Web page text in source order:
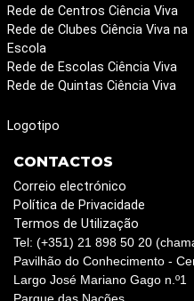
Rede de Centros Ciência Viva
Rede de Clubes Ciência Viva na
Escola
Rede de Escolas Ciência Viva
Rede de Quintas Ciência Viva
Logotipo
CONTACTOS
Correio electrónico
Política de Privacidade
Termos de Utilização
Tel: (+351) 21 898 50 20
Pavilhão do Conhecimento -
Largo José Mariano Gago n.º1